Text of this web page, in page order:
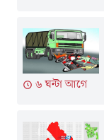
৬ ঘন্টা আগে